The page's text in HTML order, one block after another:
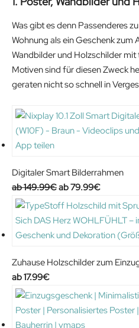
Was gibt es denn Passenderes
Wohnung als ein Geschenk zum
Wandbilder und Holzschilder
Motiven sind für diesen Zweck
geraten nicht so schnell in
Digitaler Smart Bilderrahmen
149.99€O
r
i
g
n
79.99€C
u
r
r
n
p
Zuhause Holzschilder zum
17.99€